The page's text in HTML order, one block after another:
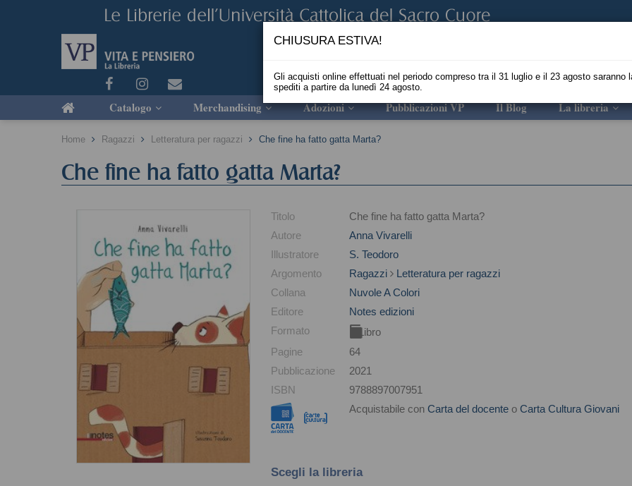
Catalogo Merchandising Adozioni Pubblicazioni VP Il Blog La libreria
Home Ragazzi Letteratura per ragazzi Che fine ha fatto gatta Marta?
Che fine ha fatto gatta Marta?
Titolo
Che fine ha fatto gatta Marta?
Autore
Anna Vivarelli
Illustratore
S. Teodoro
Argomento
Ragazzi
Letteratura per ragazzi
Collana
Nuvole A Colori
Editore
Notes edizioni
Formato
Libro
Pagine
64
Pubblicazione
2021
ISBN
9788897007951
Acquistabile con Carta del docente o Carta Cultura Giovani
Scegli la libreria
CHIUSURA ESTIVA!
Gli acquisti online effettuati nel periodo compreso tra il 31 luglio e il 23 agosto saranno
spediti a partire da lunedì 24 agosto.